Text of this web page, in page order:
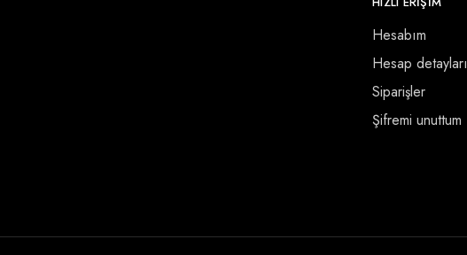
Hesabım
Hesap detayları
Siparişler
Şifremi unuttum